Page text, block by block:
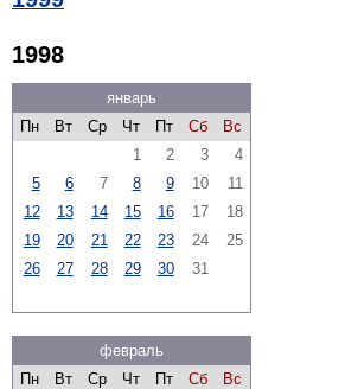
1998
январь
Пн
Вт Ср Чт Пт Сб
Вс
1
2 3
4
5
6 7 8 9 10
11
12
13 14 15 16 17
18
19
20 21 22 23 24
25
26
27 28 29 30 31
февраль
Пн
Вт Ср Чт Пт Сб
Вс